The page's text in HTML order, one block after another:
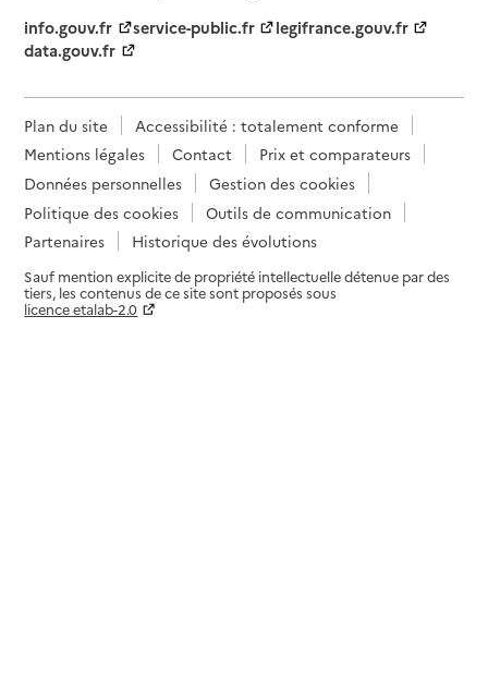
info.gouv.fr
service-public.fr
legifrance.gouv.fr
data.gouv.fr
Plan du site
Accessibilité : totalement conforme
Mentions légales
Contact
Prix et comparateurs
Données personnelles
Gestion des cookies
Politique des cookies
Outils de communication
Partenaires
Historique des évolutions
Sauf mention explicite de propriété intellectuelle détenue par des
tiers, les contenus de ce site sont proposés sous
licence etalab-2.0